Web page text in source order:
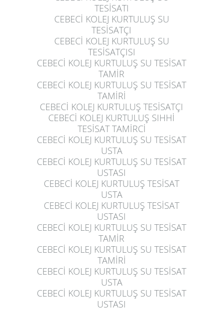
TESİSATI
CEBECİ KOLEJ KURTULUŞ SU
TESİSATÇI
CEBECİ KOLEJ KURTULUŞ SU
TESİSATÇISI
CEBECİ KOLEJ KURTULUŞ SU TESİSAT
TAMİR
CEBECİ KOLEJ KURTULUŞ SU TESİSAT
TAMİRİ
CEBECİ KOLEJ KURTULUŞ TESİSATÇI
CEBECİ KOLEJ KURTULUŞ SIHHİ
TESİSAT TAMİRCİ
CEBECİ KOLEJ KURTULUŞ SU TESİSAT
USTA
CEBECİ KOLEJ KURTULUŞ SU TESİSAT
USTASI
CEBECİ KOLEJ KURTULUŞ TESİSAT
USTA
CEBECİ KOLEJ KURTULUŞ TESİSAT
USTASI
CEBECİ KOLEJ KURTULUŞ SU TESİSAT
TAMİR
CEBECİ KOLEJ KURTULUŞ SU TESİSAT
TAMİRİ
CEBECİ KOLEJ KURTULUŞ SU TESİSAT
USTA
CEBECİ KOLEJ KURTULUŞ SU TESİSAT
USTASI